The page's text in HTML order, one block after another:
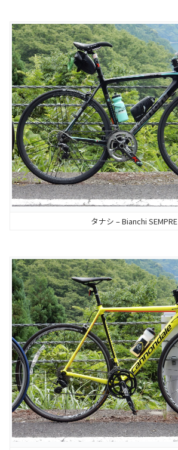
タナシ – Bianchi SEMPRE